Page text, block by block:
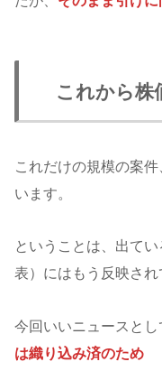
これから株
これだけの規模の案件
います。
ということは、出て
表）にはもう反映され
今回いいニュースとし
は織り込み済のため